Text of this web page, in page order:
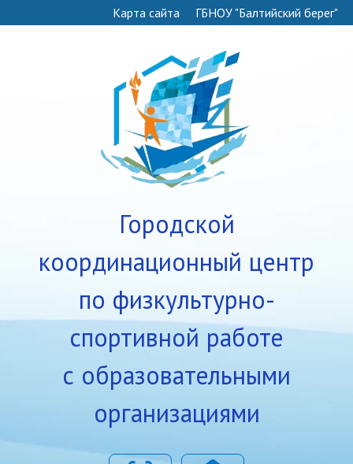
Карта сайта ГБНОУ "Балтийский берег"
Городской
координационный центр
по физкультурно-
спортивной работе
с образовательными
организациями